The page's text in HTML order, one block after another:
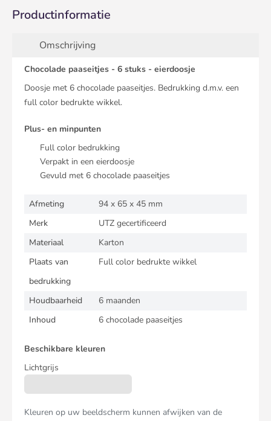
Productinformatie
Omschrijving
Chocolade paaseitjes - 6 stuks - eierdoosje
Doosje met 6 chocolade paaseitjes. Bedrukking d.m.v. een
full color bedrukte wikkel.
Plus- en minpunten
Full color bedrukking
Verpakt in een eierdoosje
Gevuld met 6 chocolade paaseitjes
Afmeting
94 x 65 x 45 mm
Merk
UTZ gecertificeerd
Materiaal
Karton
Plaats van
bedrukking
Full color bedrukte wikkel
Houdbaarheid
6 maanden
Inhoud
6 chocolade paaseitjes
Beschikbare kleuren
Lichtgrijs
Kleuren op uw beeldscherm kunnen afwijken van de